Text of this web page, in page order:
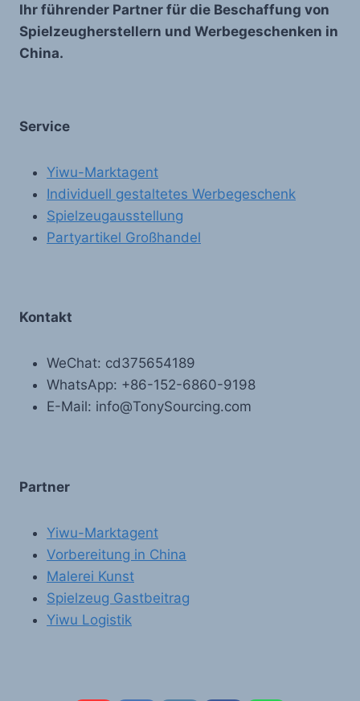
Ihr führender Partner für die Beschaffung von
Spielzeugherstellern und Werbegeschenken in
China.
Service
Yiwu-Marktagent
Individuell gestaltetes Werbegeschenk
Spielzeugausstellung
Partyartikel Großhandel
Kontakt
WeChat: cd375654189
WhatsApp: +86-152-6860-9198
E-Mail: info@TonySourcing.com
Partner
Yiwu-Marktagent
Vorbereitung in China
Malerei Kunst
Spielzeug Gastbeitrag
Yiwu Logistik